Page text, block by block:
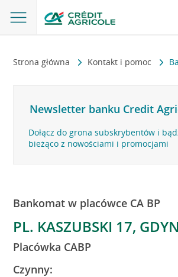
Strona główna Kontakt i pomoc
Newsletter banku Credit
Dołącz do grona subskrybentów i
bieżąco z nowościami i promocjami
Bankomat w placówce CA BP
PL. KASZUBSKI 17,
Placówka CABP
Czynny: